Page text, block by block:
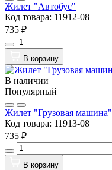
Жилет "Автобус"
Код товара: 11912-08
735 ₽
В корзину
В наличии
Популярный
Жилет "Грузовая машина"
Код товара: 11913-08
735 ₽
В корзину